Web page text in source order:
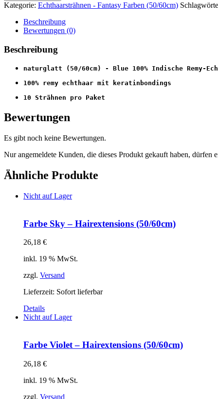
Kategorie: Echthaarsträhnen - Fantasy Farben (50/60cm)
Beschreibung
Bewertungen (0)
Beschreibung
naturglatt (50/60cm) - Blue 100% Indische Remy-
100% remy echthaar mit keratinbondings
10 Strähnen pro Paket
Bewertungen
Es gibt noch keine Bewertungen.
Nur angemeldete Kunden, die dieses Produkt gekauft haben, dürfen
Ähnliche Produkte
Nicht auf Lager
Farbe Sky – Hairextensions (50/60cm)
26,18 €
inkl. 19 % MwSt.
zzgl. Versand
Lieferzeit: Sofort lieferbar
Details
Nicht auf Lager
Farbe Violet – Hairextensions (50/60cm)
26,18 €
inkl. 19 % MwSt.
zzgl. Versand